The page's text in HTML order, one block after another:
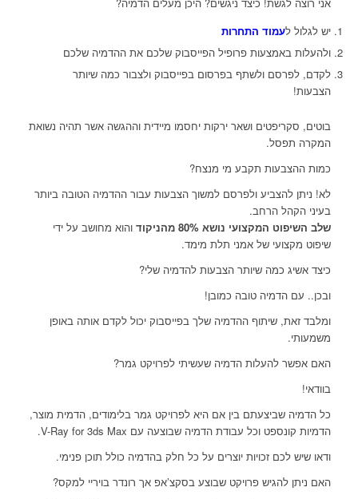
יש לגלול לעמוד התחרות
ולהעלות באמצעות פרופיל הפייסבוק שלכם את ההדמיה שלכם
לקדם, לפרסם ולשתף בפרסום בפייסבוק ולצבור כמה שיותר
הצבעות!
בוטים, סקריפטים ושאר ירקות יחסמו מיידית וההגשה אשר תהיה נשואת
המקרה תפסל.
כמות ההצבעות תקבע מי מנצח?
לא! ניתן להצביע ולפרסם למשוך הצבעות עבור ההדמיה הטובה ביותר
בעיני הקהל הרחב.
שלב השיפוט המקצועי נושא 80% מהניקוד
והוא מחושב על ידי
שיפוט מקצועי של אמני תלת מימד.
כיצד אשיג כמה שיותר הצבעות להדמיה שלי?
ובכן.. עם הדמיה טובה כמובן!
ומלבד זאת, שיתוף ההדמיה שלך בפייסבוק יכול לקדם אותה באופן
משמעותי.
האם אפשר להעלות הדמיה שעשיתי לפרויקט גמר?
בוודאי!
כל הדמיה שביצעתם בין אם היא לפרויקט גמר בלימודים, הדמית מוצר,
הדמיות קונספט וכל עבודת הדמיה שבוצעה עם V-Ray for 3ds Max.
ודאו שיש לכם זכויות יוצרים על כל חלק בהדמיה כולל תוכן פנימי.
האם ניתן להגיש פרויקט שבוצע בסקצ’אפ אך רונדר בויריי למקס?